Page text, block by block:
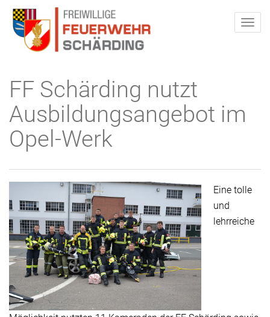
FF Schärding nutzt
Ausbildungsangebot im
Opel-Werk
Eine tolle
und
lehrreiche